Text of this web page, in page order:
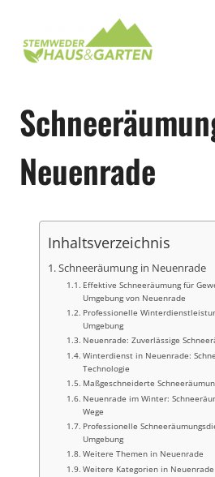
springen
Neuenrade
Inhaltsverzeichnis
Schneeräumung in Neuenrade
Effektive Schneeräumung für
Umgebung von Neuenrade
Professionelle
Umgebung
Neuenrade: Zuverlässige
Winterdienst in Neuenrade:
Technologie
Maßgeschneiderte
Neuenrade im Winter:
Wege
Professionelle
Umgebung
Weitere Themen in Neuenrade
Weitere Kategorien in Neuenrade